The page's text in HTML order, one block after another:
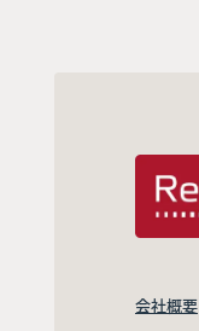
会社概要